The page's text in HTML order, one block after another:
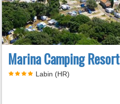
Marina Camping Resort
Labin (HR)